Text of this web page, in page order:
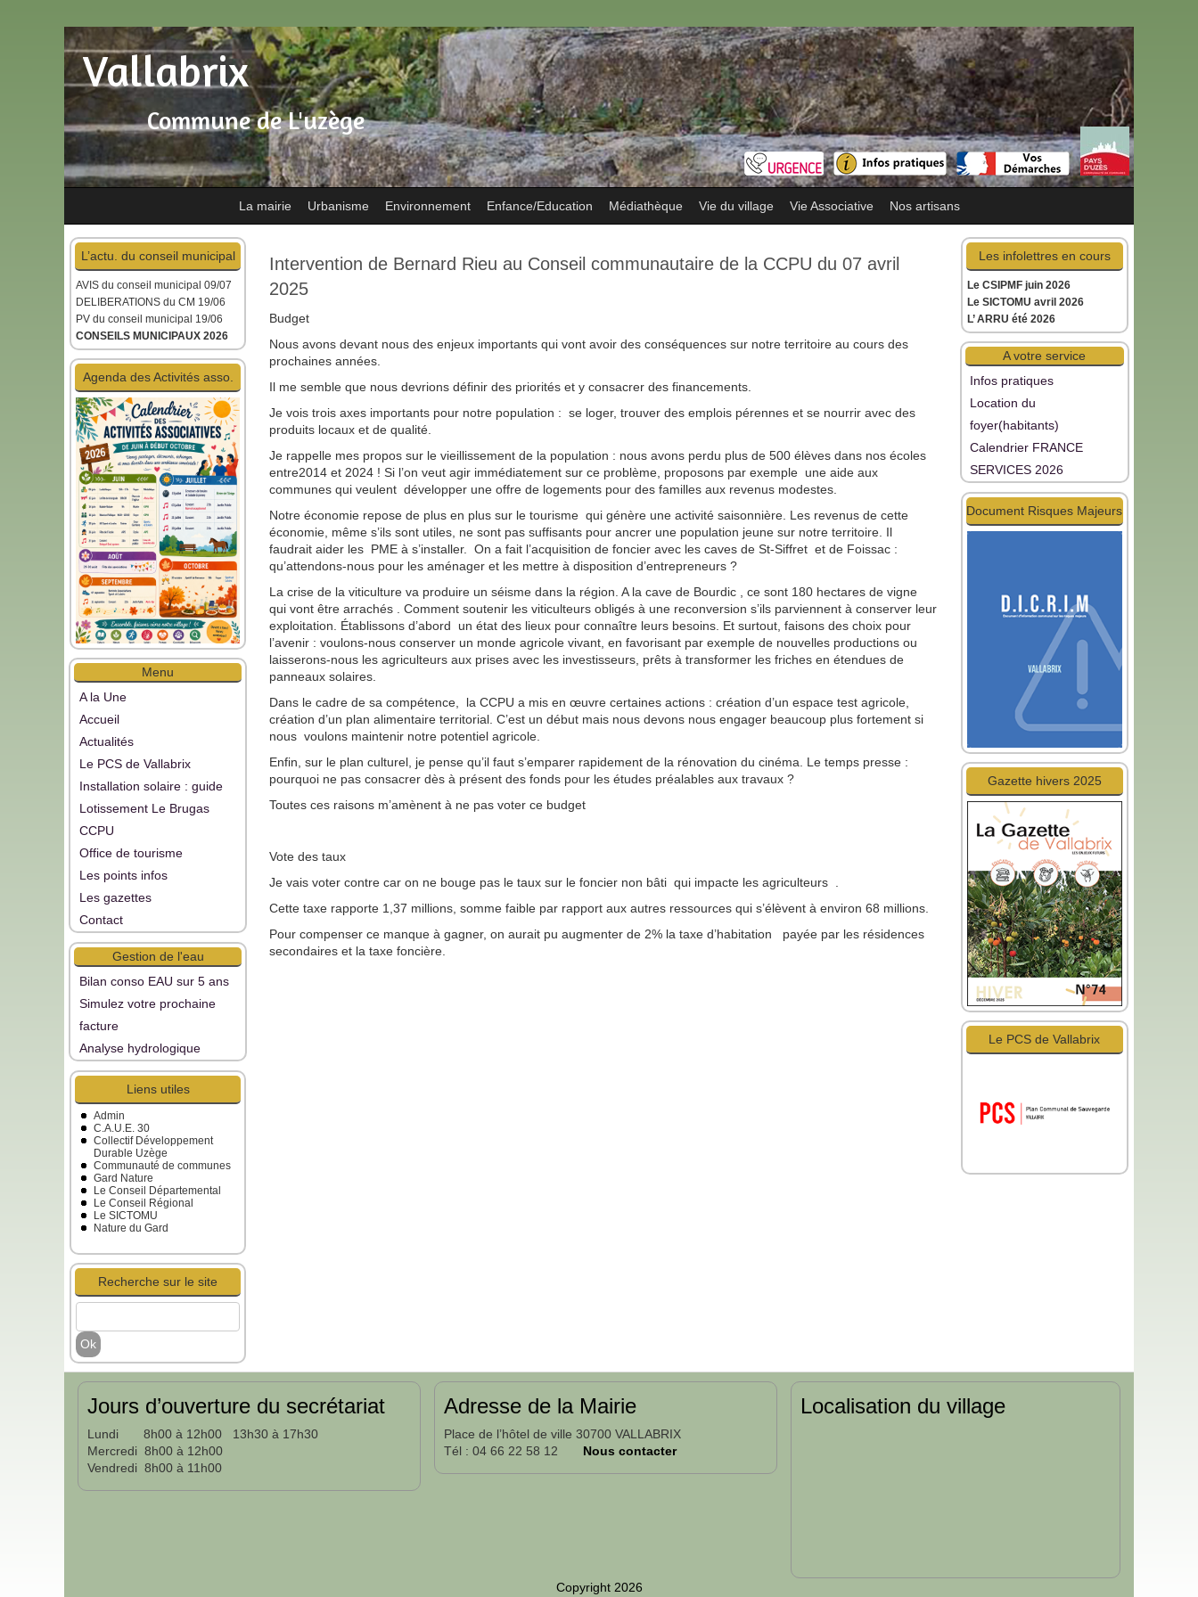
Commune de L'uzège
Vallabrix
La mairie Urbanisme Environnement Enfance/Education Médiathèque Vie du village Vie Associative Nos artisans
L’actu. du conseil municipal
AVIS du conseil municipal 09/07
DELIBERATIONS du CM 19/06
PV du conseil municipal 19/06
CONSEILS MUNICIPAUX 2026
Agenda des Activités asso.
Menu
A la Une
Accueil
Actualités
Le PCS de Vallabrix
Installation solaire : guide
Lotissement Le Brugas
CCPU
Office de tourisme
Les points infos
Les gazettes
Contact
Gestion de l'eau
Bilan conso EAU sur 5 ans
Simulez votre prochaine
facture
Analyse hydrologique
Liens utiles
Admin
C.A.U.E. 30
Collectif Développement
Durable Uzège
Communauté de communes
Gard Nature
Le Conseil Départemental
Le Conseil Régional
Le SICTOMU
Nature du Gard
Recherche sur le site
Intervention de Bernard Rieu au Conseil communautaire de la CCPU du 07 avril
2025
Budget
Nous avons devant nous des enjeux importants qui vont avoir des conséquences sur notre territoire au cours des
prochaines années.
Il me semble que nous devrions définir des priorités et y consacrer des financements.
Je vois trois axes importants pour notre population : se loger, trouver des emplois pérennes et se nourrir avec des
produits locaux et de qualité.
Je rappelle mes propos sur le vieillissement de la population : nous avons perdu plus de 500 élèves dans nos écoles
entre2014 et 2024 ! Si l’on veut agir immédiatement sur ce problème, proposons par exemple une aide aux
communes qui veulent développer une offre de logements pour des familles aux revenus modestes.
Notre économie repose de plus en plus sur le tourisme qui génère une activité saisonnière. Les revenus de cette
économie, même s’ils sont utiles, ne sont pas suffisants pour ancrer une population jeune sur notre territoire. Il
faudrait aider les PME à s’installer. On a fait l’acquisition de foncier avec les caves de St-Siffret et de Foissac :
qu’attendons-nous pour les aménager et les mettre à disposition d’entrepreneurs ?
La crise de la viticulture va produire un séisme dans la région. A la cave de Bourdic , ce sont 180 hectares de vigne
qui vont être arrachés . Comment soutenir les viticulteurs obligés à une reconversion s’ils parviennent à conserver leur
exploitation. Établissons d’abord un état des lieux pour connaître leurs besoins. Et surtout, faisons des choix pour
l’avenir : voulons-nous conserver un monde agricole vivant, en favorisant par exemple de nouvelles productions ou
laisserons-nous les agriculteurs aux prises avec les investisseurs, prêts à transformer les friches en étendues de
panneaux solaires.
Dans le cadre de sa compétence, la CCPU a mis en œuvre certaines actions : création d’un espace test agricole,
création d’un plan alimentaire territorial. C’est un début mais nous devons nous engager beaucoup plus fortement si
nous voulons maintenir notre potentiel agricole.
Enfin, sur le plan culturel, je pense qu’il faut s’emparer rapidement de la rénovation du cinéma. Le temps presse :
pourquoi ne pas consacrer dès à présent des fonds pour les études préalables aux travaux ?
Toutes ces raisons m’amènent à ne pas voter ce budget
Vote des taux
Je vais voter contre car on ne bouge pas le taux sur le foncier non bâti qui impacte les agriculteurs .
Cette taxe rapporte 1,37 millions, somme faible par rapport aux autres ressources qui s’élèvent à environ 68 millions.
Pour compenser ce manque à gagner, on aurait pu augmenter de 2% la taxe d’habitation payée par les résidences
secondaires et la taxe foncière.
Les infolettres en cours
Le CSIPMF juin 2026
Le SICTOMU avril 2026
L’ ARRU été 2026
A votre service
Infos pratiques
Location du
foyer(habitants)
Calendrier FRANCE
SERVICES 2026
Document Risques Majeurs
Gazette hivers 2025
Le PCS de Vallabrix
Jours d’ouverture du secrétariat
Lundi 8h00 à 12h00 13h30 à 17h30
Mercredi 8h00 à 12h00
Vendredi 8h00 à 11h00
Adresse de la Mairie
Place de l’hôtel de ville 30700 VALLABRIX
Tél : 04 66 22 58 12 Nous contacter
Localisation du village
Copyright 2026